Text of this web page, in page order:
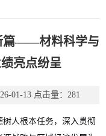
篇——材料科学与
亮点纷呈
01-13 点击量： 281
人根本任务，深入贯彻